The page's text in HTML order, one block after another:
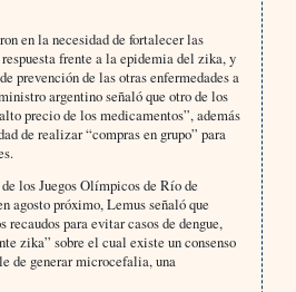
en la necesidad de fortalecer las
frente a la epidemia del zika, y
prevención de las otras enfermedades a
argentino señaló que otro de los
precio de los medicamentos”, además
de realizar “compras en grupo” para
los Juegos Olímpicos de Río de
agosto próximo, Lemus señaló que
para evitar casos de dengue,
zika” sobre el cual existe un consenso
de generar microcefalia, una